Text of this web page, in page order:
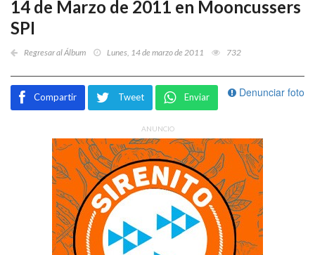
14 de Marzo de 2011 en Mooncussers
SPI
Regresar al Álbum Lunes, 14 de marzo de 2011 732
Denunciar foto
Compartir Tweet Enviar
ANUNCIO